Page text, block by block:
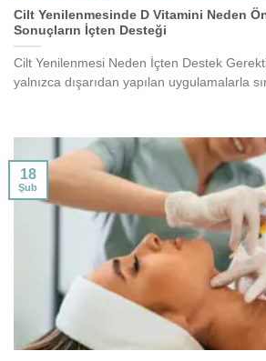
Cilt Yenilenmesinde D Vitamini Neden
Sonuçların İçten Desteği
Cilt Yenilenmesi Neden İçten Destek
yalnızca dışarıdan yapılan uygulamalarla
18
Şub